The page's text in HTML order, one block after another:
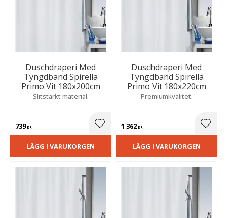
Duschdraperi Med
Tyngdband Spirella
Primo Vit 180x200cm
Slitstarkt material.
739KR Lägg till i favoriter
LÄGG I VARUKORGEN
Duschdraperi Med
Tyngdband Spirella
Primo Vit 180x220cm
Premiumkvalitet.
1 362 KR
LÄGG I VARUKORGEN